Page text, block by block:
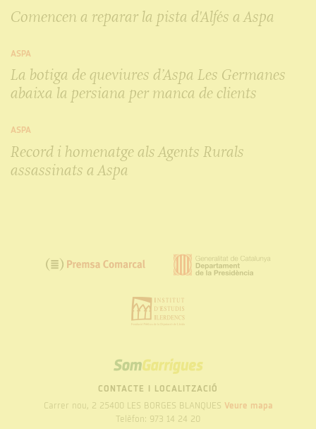
Comencen a reparar la pista d'Alfés a Aspa
ASPA
La botiga de queviures d’Aspa Les Germanes
abaixa la persiana per manca de clients
ASPA
Record i homenatge als Agents Rurals
assassinats a Aspa
SOM
GARRIGUES
CONTACTE I LOCALITZACIÓ
Carrer nou, 2 25400 LES BORGES BLANQUES Veure mapa
Telèfon: 973 14 24 20